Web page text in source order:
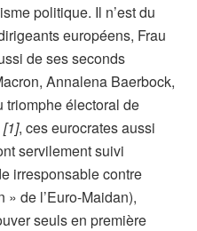
politique. Il n’est du
européens, Frau
de ses seconds
Annalena Baerbock,
triomphe électoral de
, ces eurocrates aussi
servilement suivi
irresponsable contre
de l’Euro-Maidan),
seuls en première